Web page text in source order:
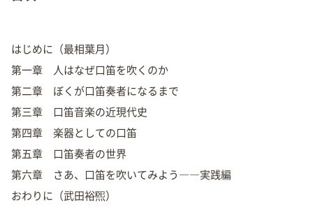
はじめに（最相葉月）
第一章 人はなぜ口笛を吹くのか
第二章 ぼくが口笛奏者になるまで
第三章 口笛音楽の近現代史
第四章 楽器としての口笛
第五章 口笛奏者の世界
第六章 さあ、口笛を吹いてみよう――実践編
おわりに（武田裕煕）